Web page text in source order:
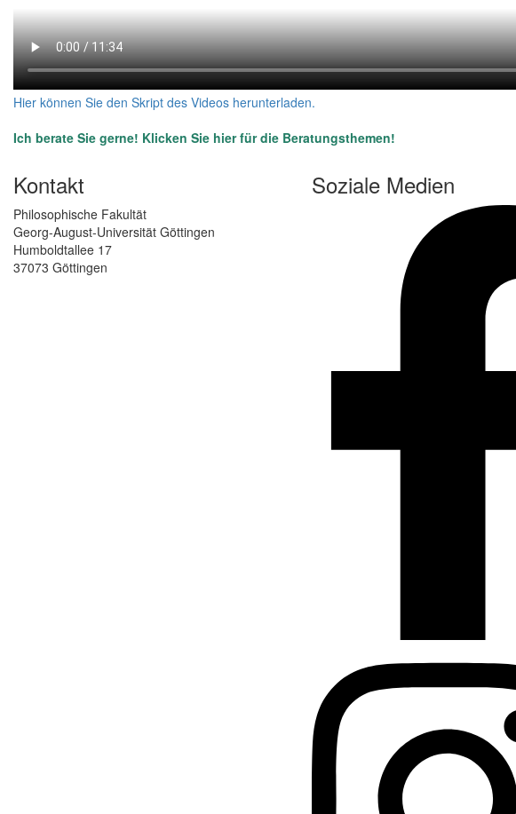
Hier können Sie den Skript des Videos herunterladen.
Ich berate Sie gerne! Klicken Sie hierfür die Beratungsthemen!
Kontakt
Philosophische Fakultät
Georg-August-Universität Göttingen
Humboldtallee 17
37073 Göttingen
Soziale Medien